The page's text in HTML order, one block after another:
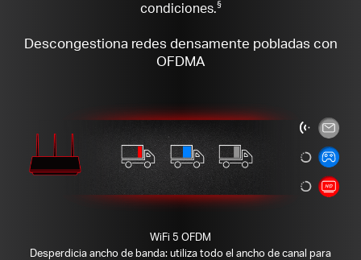
condiciones.§
Descongestiona redes densamente pobladas con
OFDMA
WiFi 5 OFDM
Desperdicia ancho de banda: utiliza todo el ancho de canal para